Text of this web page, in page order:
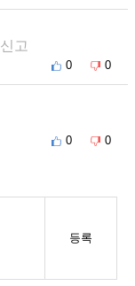
신고
0 0
0 0
등록